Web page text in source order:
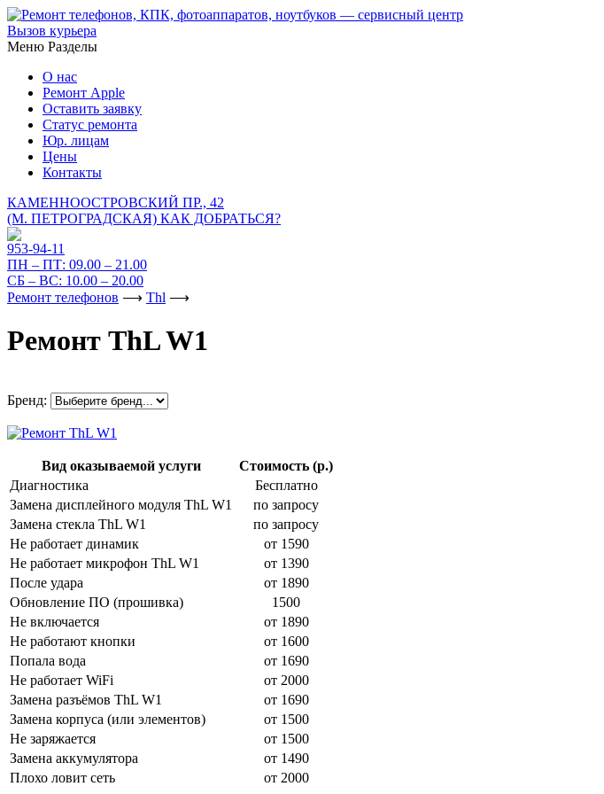
Вызов курьера
Меню Разделы
О нас
Ремонт Apple
Оставить заявку
Статус ремонта
Юр. лицам
Цены
Контакты
КАМЕННООСТРОВСКИЙ ПР., 42
(М. ПЕТРОГРАДСКАЯ) КАК ДОБРАТЬСЯ?
953-94-11
ПН – ПТ: 09.00 – 21.00
СБ – ВС: 10.00 – 20.00
Ремонт телефонов ⟶ Thl ⟶
Ремонт ThL W1
Бренд:
Вид оказываемой услуги
Стоимость (р.)
Диагностика
Бесплатно
Замена дисплейного модуля ThL W1
по запросу
Замена стекла ThL W1
по запросу
Не работает динамик
от 1590
Не работает микрофон ThL W1
от 1390
После удара
от 1890
Обновление ПО (прошивка)
1500
Не включается
от 1890
Не работают кнопки
от 1600
Попала вода
от 1690
Не работает WiFi
от 2000
Замена разъёмов ThL W1
от 1690
Замена корпуса (или элементов)
от 1500
Не заряжается
от 1500
Замена аккумулятора
от 1490
Плохо ловит сеть
от 2000